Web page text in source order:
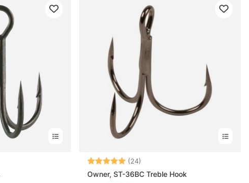
Beoordeling:(24)
Owner, ST-36BC Treble Hook